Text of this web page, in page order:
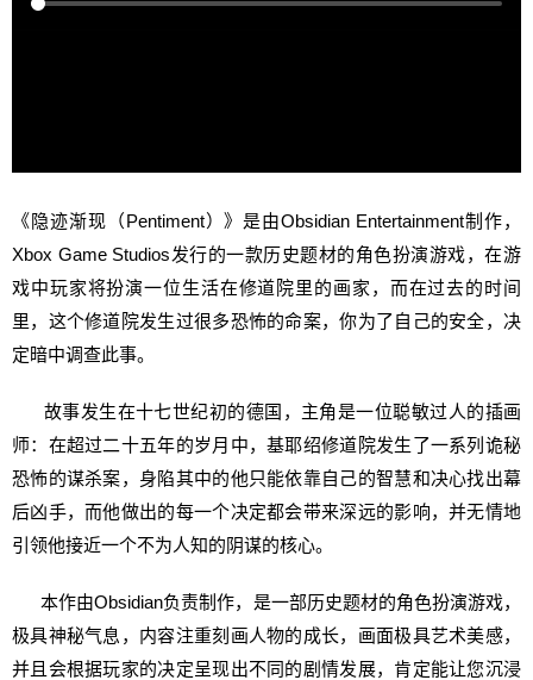
《隐迹渐现（Pentiment）》是由Obsidian Entertainment制作，
Xbox Game Studios发行的一款历史题材的角色扮演游戏，在游
戏中玩家将扮演一位生活在修道院里的画家，而在过去的时间
里，这个修道院发生过很多恐怖的命案，你为了自己的安全，决
定暗中调查此事。
故事发生在十七世纪初的德国，主角是一位聪敏过人的插画
师：在超过二十五年的岁月中，基耶绍修道院发生了一系列诡秘
恐怖的谋杀案，身陷其中的他只能依靠自己的智慧和决心找出幕
后凶手，而他做出的每一个决定都会带来深远的影响，并无情地
引领他接近一个不为人知的阴谋的核心。
本作由Obsidian负责制作，是一部历史题材的角色扮演游戏，
极具神秘气息，内容注重刻画人物的成长，画面极具艺术美感，
并且会根据玩家的决定呈现出不同的剧情发展，肯定能让您沉浸